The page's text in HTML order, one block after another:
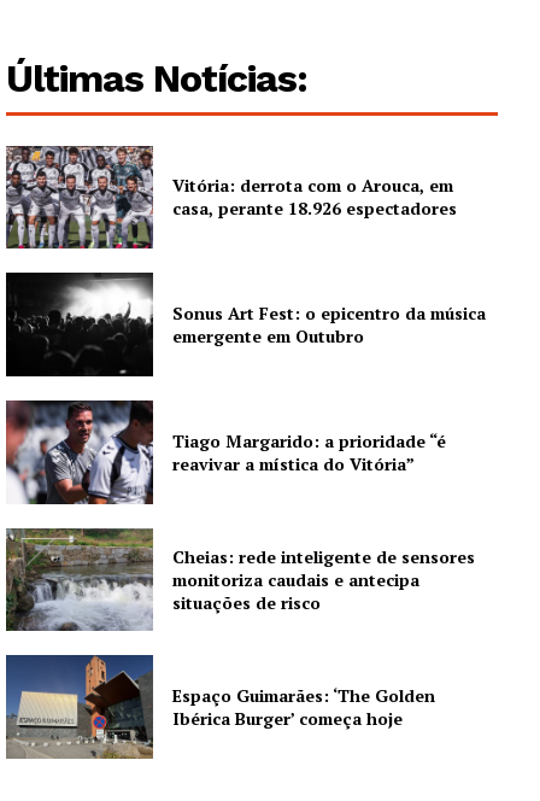
Últimas Notícias:
Vitória: derrota com o Arouca, em
casa, perante 18.926 espectadores
Sonus Art Fest: o epicentro da música
emergente em Outubro
Tiago Margarido: a prioridade “é
reavivar a mística do Vitória”
Cheias: rede inteligente de sensores
monitoriza caudais e antecipa
situações de risco
Espaço Guimarães: ‘The Golden
Ibérica Burger’ começa hoje